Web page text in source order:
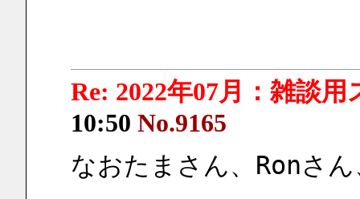
Re: 2022年07月：雑談用
10:50 No.9165
なおたまさん、Ronさ